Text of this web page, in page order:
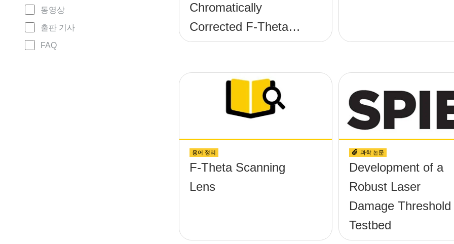
동영상
출판 기사
FAQ
Chromatically
Corrected F-Theta
Lens
용어 정리
F-Theta Scanning
Lens
과학 논문
Development of a
Robust Laser
Damage Threshold
Testbed